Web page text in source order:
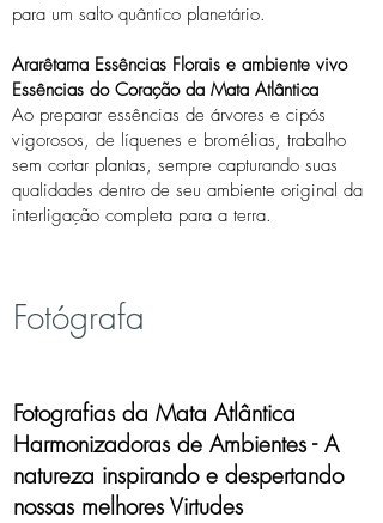
Fotógrafa
Fotografias da Mata Atlântica
Harmonizadoras de Ambientes - A
natureza inspirando e despertando
nossas melhores Virtudes
para um salto quântico planetário.
Ararêtama Essências Florais e ambiente vivo
Essências do Coração da Mata Atlântica
Ao preparar essências de árvores e cipós
vigorosos, de líquenes e bromélias, trabalho
sem cortar plantas, sempre capturando suas
qualidades dentro de seu ambiente original da
interligação completa para a terra.